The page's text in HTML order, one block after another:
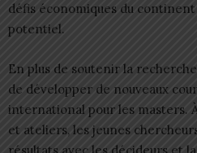
défis économiques du
potentiel.
En plus de soutenir la
de développer de nouveaux
international pour les masters.
et ateliers, les jeunes